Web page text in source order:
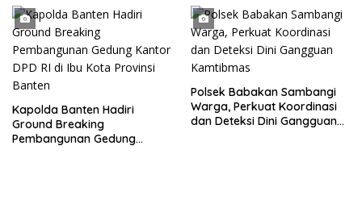
Kapolda Banten Hadiri
Ground Breaking
Pembangunan Gedung
Polsek Babakan Sambangi
Warga, Perkuat Koordinasi
dan Deteksi Dini Gangguan